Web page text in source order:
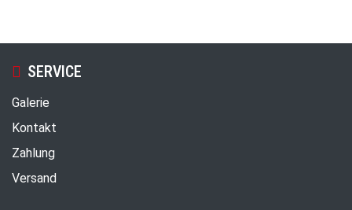
SERVICE
Galerie
Kontakt
Zahlung
Versand